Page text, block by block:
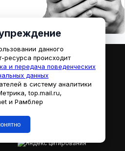
Кино
reklama@mediaryazan.ru
данного
ресурса происходит
и передача поведенческих
данных
в систему аналитики
top.mail.ru,
и Рамблер